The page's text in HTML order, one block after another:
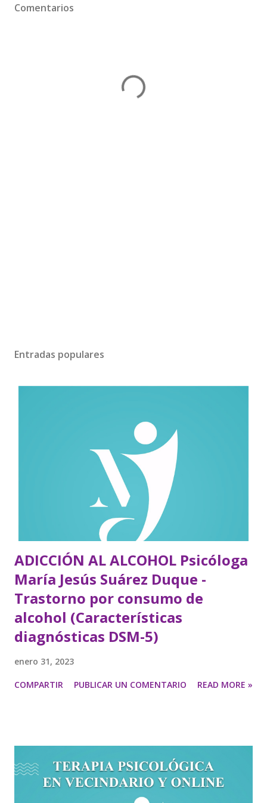
Comentarios
Entradas populares
ADICCIÓN AL ALCOHOL Psicóloga
María Jesús Suárez Duque -
Trastorno por consumo de
alcohol (Características
diagnósticas DSM-5)
enero 31, 2023
COMPARTIR PUBLICAR UN COMENTARIO READ MORE »